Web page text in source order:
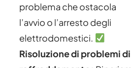
problema che ostacola
l’avvio o l’arresto degli
elettrodomestici.
Risoluzione di problemi di